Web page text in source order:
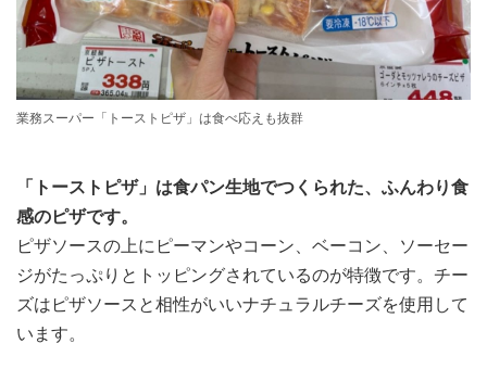
業務スーパー「トーストピザ」は食べ応えも抜群
「トーストピザ」は食パン生地でつくられた、ふんわり食
感のピザです。
ピザソースの上にピーマンやコーン、ベーコン、ソーセー
ジがたっぷりとトッピングされているのが特徴です。チー
ズはピザソースと相性がいいナチュラルチーズを使用して
います。